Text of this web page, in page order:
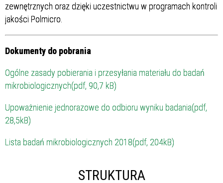
zewnętrznych oraz dzięki uczestnictwu w programach kontroli
jakości Polmicro.
Dokumenty do pobrania
Ogólne zasady pobierania i przesyłania materiału do badań
mikrobiologicznych(pdf, 90,7 kB)
Upoważnienie jednorazowe do odbioru wyniku badania(pdf,
28,5kB)
Lista badań mikrobiologicznych 2018(pdf, 204kB)
STRUKTURA